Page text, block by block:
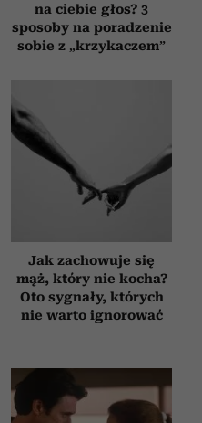
na ciebie głos? 3
sposoby na poradzenie
sobie z „krzykaczem”
Jak zachowuje się
mąż, który nie kocha?
Oto sygnały, których
nie warto ignorować